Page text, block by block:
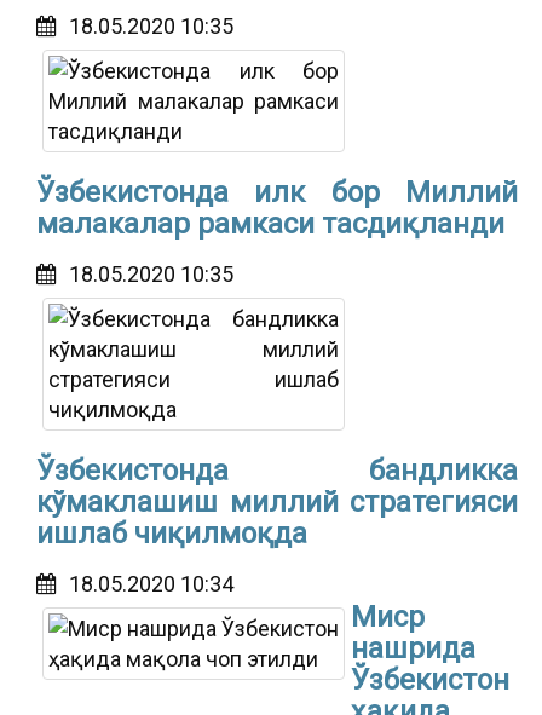
18.05.2020 10:35
Ўзбекистонда илк бор Миллий
малакалар рамкаси тасдиқланди
18.05.2020 10:35
Ўзбекистонда бандликка
кўмаклашиш миллий стратегияси
ишлаб чиқилмоқда
18.05.2020 10:34
Миср
нашрида
Ўзбекистон